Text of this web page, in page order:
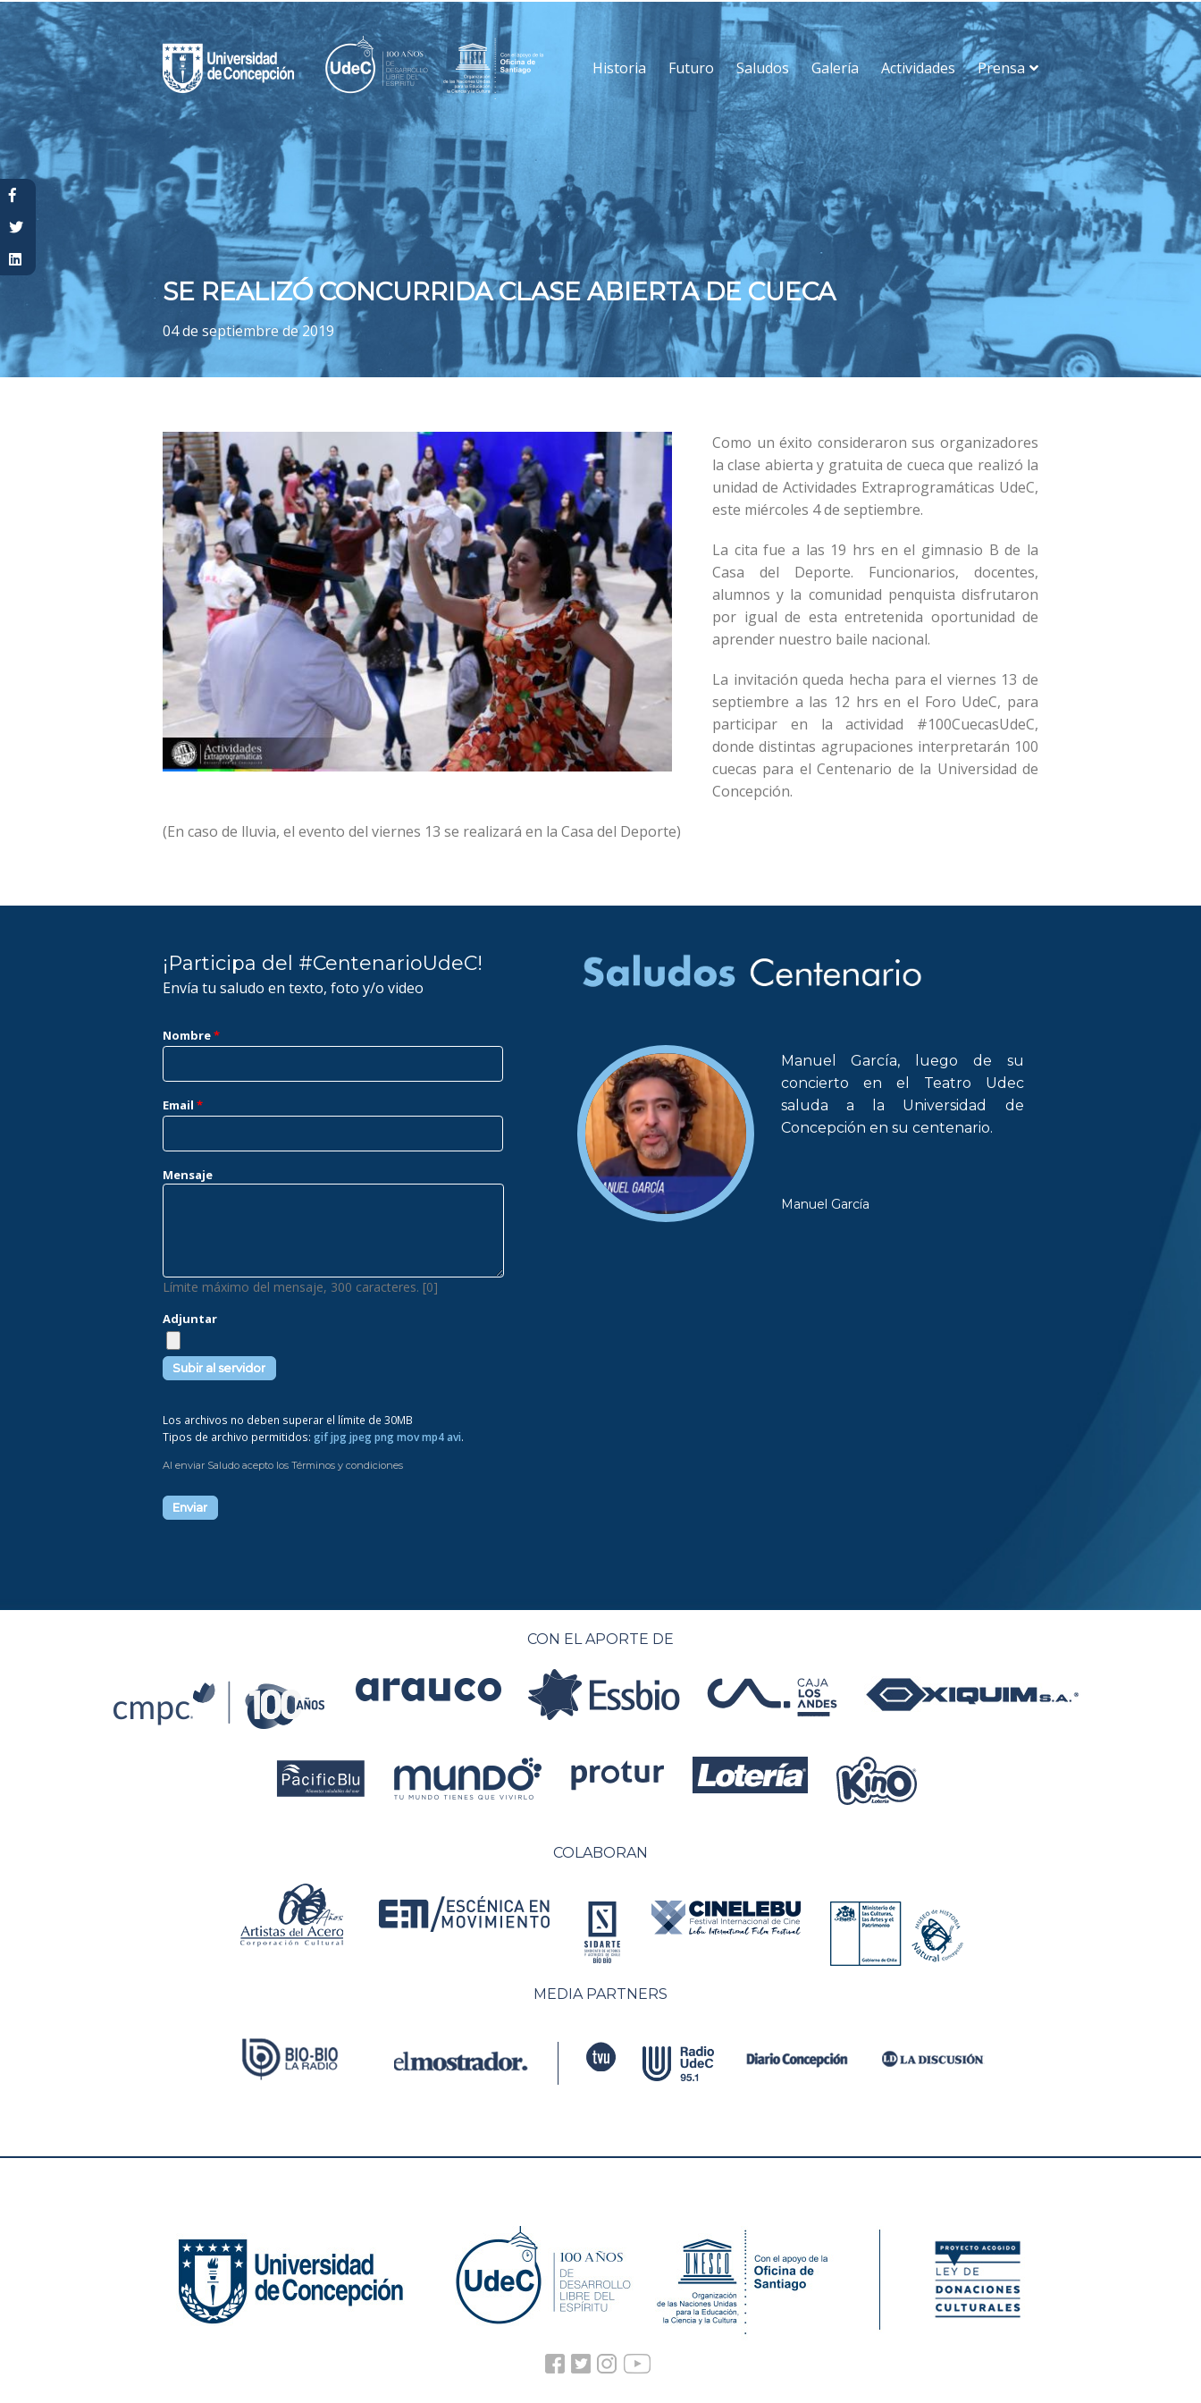
Historia Futuro Saludos Galería Actividades Prensa
Usted está aquí
SE REALIZÓ CONCURRIDA CLASE ABIERTA DE CUECA
04 de septiembre de 2019
Como un éxito consideraron sus organizadores
la clase abierta y gratuita de cueca que realizó la
unidad de Actividades Extraprogramáticas UdeC,
este miércoles 4 de septiembre.
La cita fue a las 19 hrs en el gimnasio B de la
Casa del Deporte. Funcionarios, docentes,
alumnos y la comunidad penquista disfrutaron
por igual de esta entretenida oportunidad de
aprender nuestro baile nacional.
La invitación queda hecha para el viernes 13 de
septiembre a las 12 hrs en el Foro UdeC, para
participar en la actividad #100CuecasUdeC,
donde distintas agrupaciones interpretarán 100
cuecas para el Centenario de la Universidad de
Concepción.
(En caso de lluvia, el evento del viernes 13 se realizará en la Casa del Deporte)
¡Participa del #CentenarioUdeC!
Envía tu saludo en texto, foto y/o video
Nombre*
Email *
Mensaje
Límite máximo del mensaje, 300 caracteres. [0]
Adjuntar
Los archivos no deben superar el límite de 30MB
Tipos de archivo permitidos: gif jpg jpeg png mov mp4 avi.
Al enviar Saludo acepto los Términos y condiciones
Manuel García, luego de su
concierto en el Teatro Udec
saluda a la Universidad de
Concepción en su centenario.
Manuel García
CON EL APORTE DE
COLABORAN
MEDIA PARTNERS